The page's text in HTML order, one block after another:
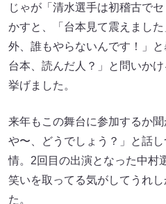
じゃが「清水選手は初稽古で
かすと、「台本見て震えまし
外、誰もやらないんです！」
台本、読んだ人？」と問いか
挙げました。
来年もこの舞台に参加するか
や〜、どうでしょう？」と話
情。2回目の出演となった中村
笑いを取ってる気がしてうれ
た。